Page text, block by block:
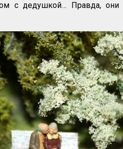
с дедушкой… Правда, они